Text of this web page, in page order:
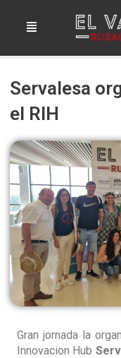
Menú
Servalesa
el RIH
Gran jornada la
Innovacion Hub